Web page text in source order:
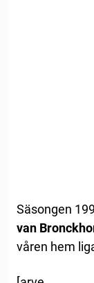
Säsongen
van
våren hem